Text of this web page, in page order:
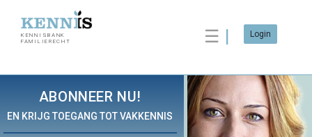
KENNISBANK
FAMILIERECHT
☰ Login
ABONNEER NU!
EN KRIJG TOEGANG TOT VAKKENNIS